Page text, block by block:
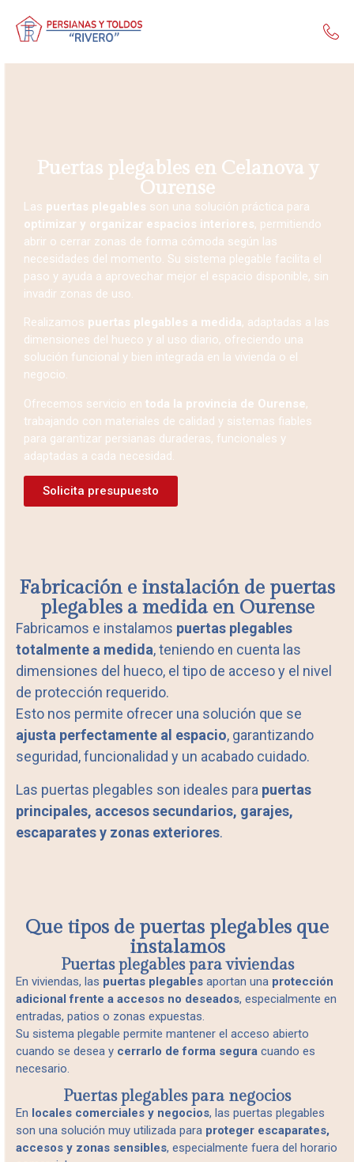
Puertas plegables en Celanova y
Ourense
Las puertas plegables son una solución práctica para
optimizar y organizar espacios interiores, permitiendo
abrir o cerrar zonas de forma cómoda según las
necesidades del momento. Su sistema plegable facilita el
paso y ayuda a aprovechar mejor el espacio disponible, sin
invadir zonas de uso.
Realizamos puertas plegables a medida, adaptadas a las
dimensiones del hueco y al uso diario, ofreciendo una
solución funcional y bien integrada en la vivienda o el
negocio.
Ofrecemos servicio en toda la provincia de Ourense,
trabajando con materiales de calidad y sistemas fiables
para garantizar persianas duraderas, funcionales y
adaptadas a cada necesidad.
Solicita presupuesto
Fabricación e instalación de puertas
plegables a medida en Ourense
Fabricamos e instalamos puertas plegables
totalmente a medida, teniendo en cuenta las
dimensiones del hueco, el tipo de acceso y el nivel
de protección requerido.
Esto nos permite ofrecer una solución que se
ajusta perfectamente al espacio, garantizando
seguridad, funcionalidad y un acabado cuidado.
Las puertas plegables son ideales para puertas
principales, accesos secundarios, garajes,
escaparates y zonas exteriores.
Que tipos de puertas plegables que
instalamos
Puertas plegables para viviendas
En viviendas, las puertas plegables aportan una protección
adicional frente a accesos no deseados, especialmente en
entradas, patios o zonas expuestas.
Su sistema plegable permite mantener el acceso abierto
cuando se desea y cerrarlo de forma segura cuando es
necesario.
Puertas plegables para negocios
En locales comerciales y negocios, las puertas plegables
son una solución muy utilizada para proteger escaparates,
accesos y zonas sensibles, especialmente fuera del horario